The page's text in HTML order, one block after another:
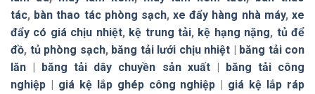
tác, bàn thao tác phòng sạch,xe đẩy hàng nhà máy,xe
đẩy có giá chịu nhiệt, kệ trung tải, kệ hạng nặng, tủ để
đồ, tủ phòng sạch, băng tải lưới chịu nhiệt | băng tải con
lăn | băng tải dây chuyền sản xuất| băng tải công
nghiệp | giá kệ lắp ghép công nghiệp | giá kệ lắp ráp